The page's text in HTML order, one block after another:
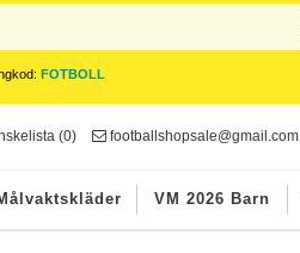
FOTBOLL
(0) footballshopsale@gmail.com
VM 2026 Barn